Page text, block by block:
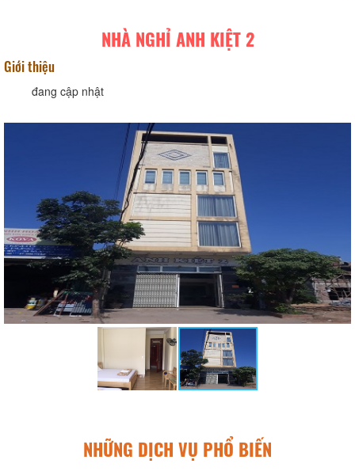
NHÀ NGHỈ ANH KIỆT 2
Giới thiệu
đang cập nhật
NHỮNG DỊCH VỤ PHỔ BIẾN